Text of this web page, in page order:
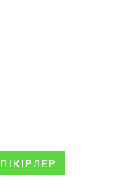
ПІКІРЛЕР